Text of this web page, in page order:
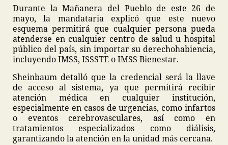
Durante la Mañanera del Pueblo de este 26 de
mayo, la mandataria explicó que este nuevo
esquema permitirá que cualquier persona pueda
atenderse en cualquier centro de salud u hospital
público del país, sin importar su derechohabiencia,
incluyendo IMSS, ISSSTE o IMSS Bienestar.
Sheinbaum detalló que la credencial será la llave
de acceso al sistema, ya que permitirá recibir
atención médica en cualquier institución,
especialmente en casos de urgencias, como infartos
o eventos cerebrovasculares, así como en
tratamientos especializados como diálisis,
garantizando la atención en la unidad más cercana.